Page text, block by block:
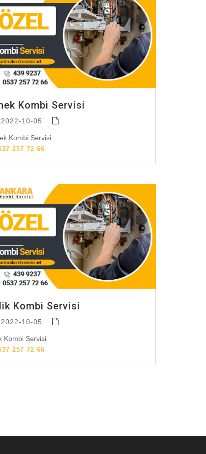
Kombi Servisi
2022-10-05
Kombi Servisi
257 72 66
Kombi Servisi
2022-10-05
Kombi Servisi
257 72 66